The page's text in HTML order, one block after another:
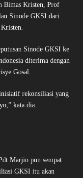
Bimas Kristen, Prof
Sinode GKSI dari
Sinode GKSI ke
diterima dengan
Gosal.
rekonsiliasi yang
kata dia.
Marjio pun sempat
GKSI itu akan